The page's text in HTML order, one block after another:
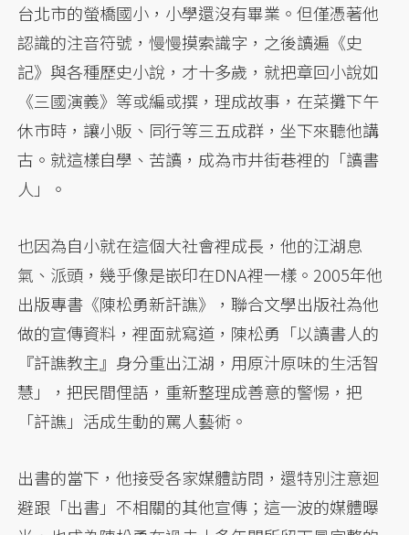
台北市的螢橋國小，小學還沒有畢業。但僅憑著他
認識的注音符號，慢慢摸索識字，之後讀遍《史
記》與各種歷史小說，才十多歲，就把章回小說如
《三國演義》等或編或撰，理成故事，在菜攤下午
休市時，讓小販、同行等三五成群，坐下來聽他講
古。就這樣自學、苦讀，成為市井街巷裡的「讀書
人」。
也因為自小就在這個大社會裡成長，他的江湖息
氣、派頭，幾乎像是嵌印在DNA裡一樣。2005年他
出版專書《陳松勇新訐譙》，聯合文學出版社為他
做的宣傳資料，裡面就寫道，陳松勇「以讀書人的
『訐譙教主』身分重出江湖，用原汁原味的生活智
慧」，把民間俚語，重新整理成善意的警惕，把
「訐譙」活成生動的罵人藝術。
出書的當下，他接受各家媒體訪問，還特別注意迴
避跟「出書」不相關的其他宣傳；這一波的媒體曝